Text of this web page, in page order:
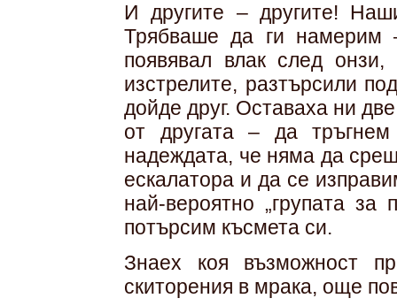
И другите – другите!
Трябваше да ги намерим
появявал влак след
изстрелите, разтърсили
дойде друг. Оставаха ни
от другата – да
надеждата, че няма да
ескалатора и да се
най-вероятно „групата
потърсим късмета си.
Знаех коя възможност
скиторения в мрака, още